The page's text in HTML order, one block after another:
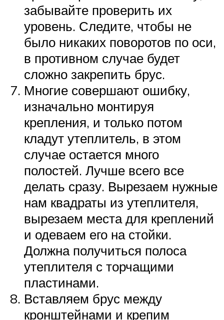
забывайте проверить их
уровень. Следите, чтобы не
было никаких поворотов по оси,
в противном случае будет
сложно закрепить брус.
Многие совершают ошибку,
изначально монтируя
крепления, и только потом
кладут утеплитель, в этом
случае остается много
полостей. Лучше всего все
делать сразу. Вырезаем нужные
нам квадраты из утеплителя,
вырезаем места для креплений
и одеваем его на стойки.
Должна получиться полоса
утеплителя с торчащими
пластинами.
Вставляем брус между
кронштейнами и крепим